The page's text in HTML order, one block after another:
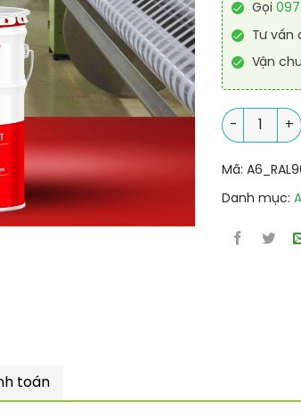
Gọi
Tư vấn
Vận
Sơn công
Mã:
Danh mục:
toán